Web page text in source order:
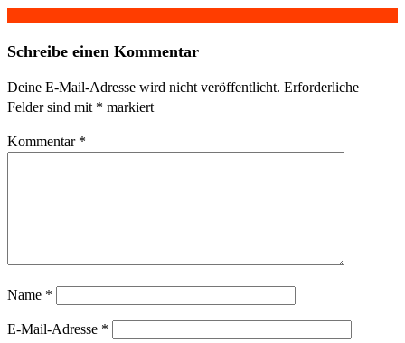
Schreibe einen Kommentar
Deine E-Mail-Adresse wird nicht veröffentlicht. Erforderliche
Felder sind mit * markiert
Kommentar *
Name *
E-Mail-Adresse *